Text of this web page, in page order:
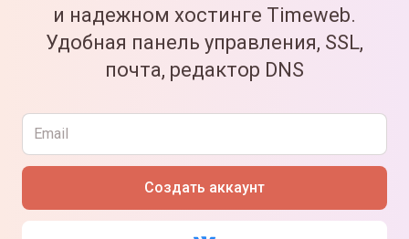
и надежном хостинге Timeweb.
Удобная панель управления, SSL,
почта, редактор DNS
Создать аккаунт
Я ознакомлен(а) сполитикой,офертойи даюсогласие
на обработку персональных данных
рассылок